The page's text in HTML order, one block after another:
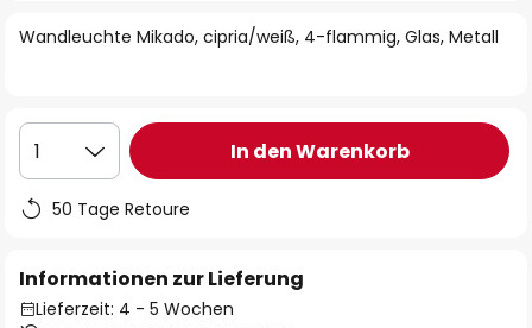
springen
Wandleuchte Mikado, cipria/weiß, 4-flammig, Glas, Metall
1 In den Warenkorb
50 Tage Retoure
Informationen zur Lieferung
Lieferzeit: 4 - 5 Wochen